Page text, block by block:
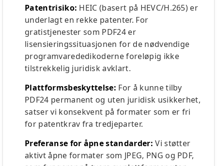
Patentrisiko: HEIC (basert på HEVC/H.265) er
underlagt en rekke patenter. For
gratistjenester som PDF24 er
lisensieringssituasjonen for de nødvendige
programvarededikoderne foreløpig ikke
tilstrekkelig juridisk avklart.
Plattformsbeskyttelse: For å kunne tilby
PDF24 permanent og uten juridisk usikkerhet,
satser vi konsekvent på formater som er fri
for patentkrav fra tredjeparter.
Preferanse for åpne standarder: Vi støtter
aktivt åpne formater som JPEG, PNG og PDF,